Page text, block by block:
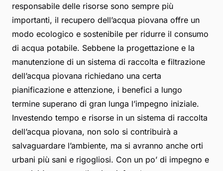
responsabile delle risorse sono sempre più
importanti, il recupero dell’acqua piovana offre un
modo ecologico e sostenibile per ridurre il consumo
di acqua potabile. Sebbene la progettazione e la
manutenzione di un sistema di raccolta e filtrazione
dell’acqua piovana richiedano una certa
pianificazione e attenzione, i benefici a lungo
termine superano di gran lunga l’impegno iniziale.
Investendo tempo e risorse in un sistema di raccolta
dell’acqua piovana, non solo si contribuirà a
salvaguardare l’ambiente, ma si avranno anche orti
urbani più sani e rigogliosi. Con un po’ di impegno e